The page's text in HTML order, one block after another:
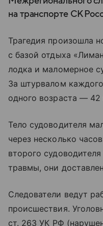
на транспорте СК
Трагедия произошла
с базой отдыха
лодка и маломерное
За штурвалом
одного возраста — 42
Тело судоводителя
через несколько
второго
травмы, они
Следователи ведут
происшествия.
ст. 263 УК РФ